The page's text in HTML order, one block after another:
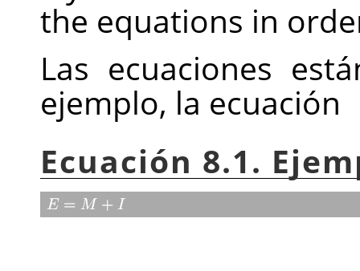
the equations in
Las ecuaciones
ejemplo, la ecuación
Ecuación 8.1.